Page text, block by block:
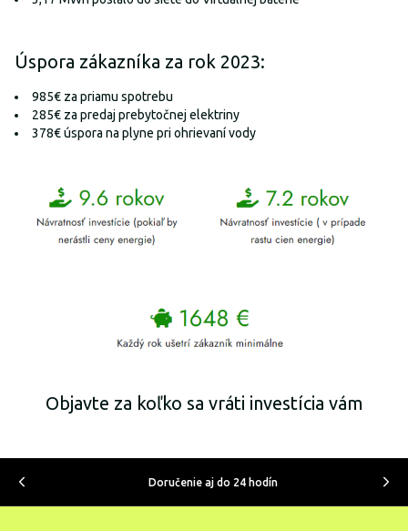
Úspora zákazníka za rok 2023:
985€ za priamu spotrebu
285€ za predaj prebytočnej elektriny
378€ úspora na plyne pri ohrievaní vody
Objavte za koľko sa vráti investícia vám
Doručenie aj do 24 hodín